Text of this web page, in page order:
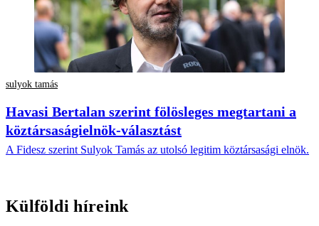
sulyok tamás
Havasi Bertalan szerint fölösleges megtartani a
köztársaságielnök-választást
A Fidesz szerint Sulyok Tamás az utolsó legitim köztársasági elnök.
Külföldi híreink